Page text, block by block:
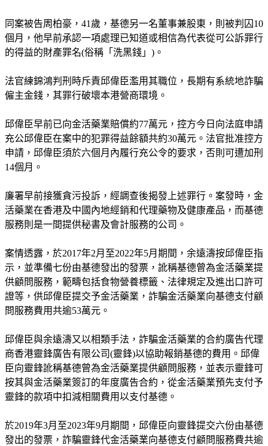
同案被告周柏豪，41歲，基德另一名董事兼股東，則被判囚10
個月，他早前承認一項處理已知道或相信為代表從可公訴罪行
的得益的財產罪名(俗稱「洗黑錢」)。
法官練錦鴻判刑時斥責邱偉臣濫用其職位，長期有系統地詐騙
僱主金錢，其罪行破壞本港營商環境。
邱偉臣早前已向金活藥業賠償約77萬元，控方今日向法庭申請
充公邱偉臣在案中的犯罪得益餘額共約30萬元。法官批准控方
申請，邱偉臣須於六個月內履行充公令的要求，否則可遭加刑
14個月。
廉署早前接獲貪污投訴，經調查後揭發上述罪行。案發時，金
活藥業在香港及中國內地經銷和代理藥物及健康產品，而基德
服務則是一間提供秘書及會計服務的公司。
案情透露，於2017年2月至2022年5月期間，余遠濤按邱偉臣指
示，並準備七份由基德發出的發票，訛稱基德曾為金活藥業提
供顧問服務，範疇包括食物營養標籤、法律規定及進出口許可
證等，供邱偉臣提交予金活藥業，詐騙金活藥業向基德支付顧
問服務費用共逾53萬元。
邱偉臣與余遠濤又以相類手法，詐騙金活藥業的合約廣告代理
商香港靈鋒廣告有限公司(靈鋒)以協助報銷基德的費用。邱偉
臣向靈鋒訛稱基德曾為金活藥業提供顧問服務，並表示靈鋒可
按其與金活藥業簽訂的年度廣告合約，從金活藥業預先支付予
靈鋒的款項中扣減相關費用以支付基德。
於2019年3月至2023年9月期間，邱偉臣向靈鋒提交六份由基德
發出的發票，詐騙靈鋒代金活藥業向基德支付顧問服務費共逾